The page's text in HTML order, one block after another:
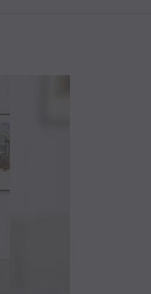
ist im
befestigen und so
ihn als